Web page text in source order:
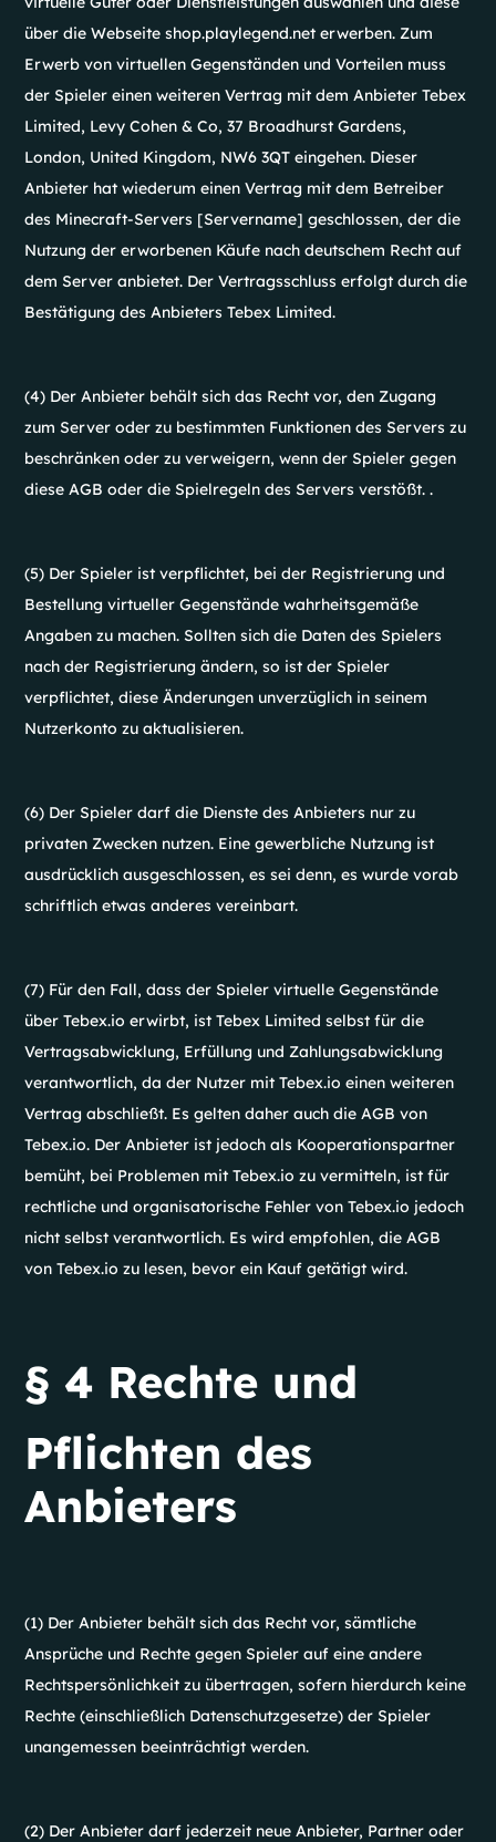
über die Webseite shop.playlegend.net erwerben. Zum
Erwerb von virtuellen Gegenständen und Vorteilen muss
der Spieler einen weiteren Vertrag mit dem Anbieter Tebex
Limited, Levy Cohen & Co, 37 Broadhurst Gardens,
London, United Kingdom, NW6 3QT eingehen. Dieser
Anbieter hat wiederum einen Vertrag mit dem Betreiber
des Minecraft-Servers [Servername] geschlossen, der die
Nutzung der erworbenen Käufe nach deutschem Recht auf
dem Server anbietet. Der Vertragsschluss erfolgt durch die
Bestätigung des Anbieters Tebex Limited.
(4) Der Anbieter behält sich das Recht vor, den Zugang
zum Server oder zu bestimmten Funktionen des Servers zu
beschränken oder zu verweigern, wenn der Spieler gegen
diese AGB oder die Spielregeln des Servers verstößt. .
(5) Der Spieler ist verpflichtet, bei der Registrierung und
Bestellung virtueller Gegenstände wahrheitsgemäße
Angaben zu machen. Sollten sich die Daten des Spielers
nach der Registrierung ändern, so ist der Spieler
verpflichtet, diese Änderungen unverzüglich in seinem
Nutzerkonto zu aktualisieren.
(6) Der Spieler darf die Dienste des Anbieters nur zu
privaten Zwecken nutzen. Eine gewerbliche Nutzung ist
ausdrücklich ausgeschlossen, es sei denn, es wurde vorab
schriftlich etwas anderes vereinbart.
(7) Für den Fall, dass der Spieler virtuelle Gegenstände
über Tebex.io erwirbt, ist Tebex Limited selbst für die
Vertragsabwicklung, Erfüllung und Zahlungsabwicklung
verantwortlich, da der Nutzer mit Tebex.io einen weiteren
Vertrag abschließt. Es gelten daher auch die AGB von
Tebex.io. Der Anbieter ist jedoch als Kooperationspartner
bemüht, bei Problemen mit Tebex.io zu vermitteln, ist für
rechtliche und organisatorische Fehler von Tebex.io jedoch
nicht selbst verantwortlich. Es wird empfohlen, die AGB
von Tebex.io zu lesen, bevor ein Kauf getätigt wird.
§ 4 Rechte und
Pflichten des
Anbieters
(1) Der Anbieter behält sich das Recht vor, sämtliche
Ansprüche und Rechte gegen Spieler auf eine andere
Rechtspersönlichkeit zu übertragen, sofern hierdurch keine
Rechte (einschließlich Datenschutzgesetze) der Spieler
unangemessen beeinträchtigt werden.
(2) Der Anbieter darf jederzeit neue Anbieter, Partner oder